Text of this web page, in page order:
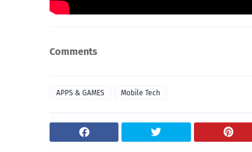
Comments
APPS & GAMES Mobile Tech